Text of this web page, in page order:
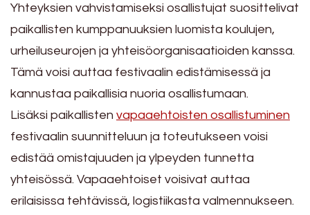
Yhteyksien vahvistamiseksi osallistujat suosittelivat
paikallisten kumppanuuksien luomista koulujen,
urheiluseurojen ja yhteisöorganisaatioiden kanssa.
Tämä voisi auttaa festivaalin edistämisessä ja
kannustaa paikallisia nuoria osallistumaan.
Lisäksi paikallisten vapaaehtoisten osallistuminen
festivaalin suunnitteluun ja toteutukseen voisi
edistää omistajuuden ja ylpeyden tunnetta
yhteisössä. Vapaaehtoiset voisivat auttaa
erilaisissa tehtävissä, logistiikasta valmennukseen.